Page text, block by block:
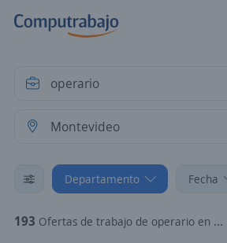
Departamento Fecha
193 Ofertas de trabajo de operario en Montevideo